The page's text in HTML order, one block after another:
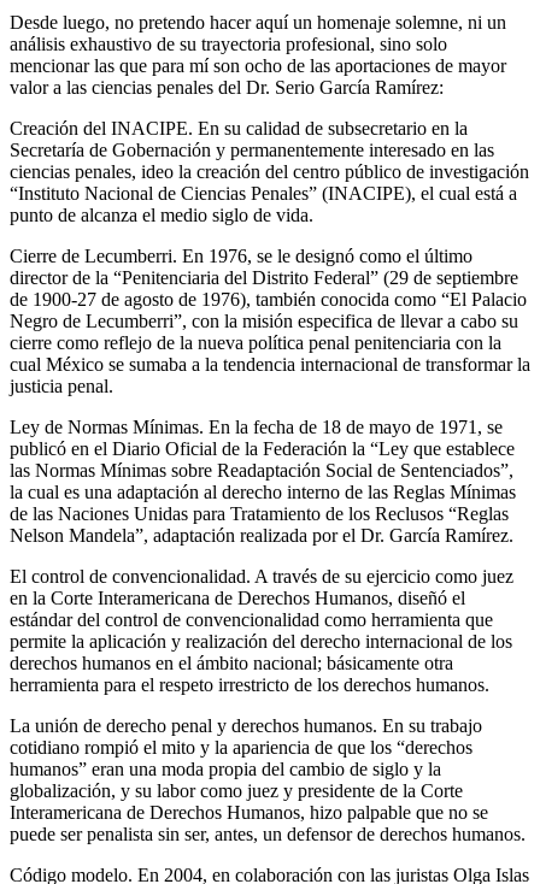
Linkedin
Telegram
Desde luego, no pretendo hacer aquí un homenaje solemne, ni un
análisis exhaustivo de su trayectoria profesional, sino solo
mencionar las que para mí son ocho de las aportaciones de mayor
valor a las ciencias penales del Dr. Serio García Ramírez:
Creación del INACIPE. En su calidad de subsecretario en la
Secretaría de Gobernación y permanentemente interesado en las
ciencias penales, ideo la creación del centro público de investigación
“Instituto Nacional de Ciencias Penales” (INACIPE), el cual está a
punto de alcanza el medio siglo de vida.
Cierre de Lecumberri. En 1976, se le designó como el último
director de la “Penitenciaria del Distrito Federal” (29 de septiembre
de 1900-27 de agosto de 1976), también conocida como “El Palacio
Negro de Lecumberri”, con la misión especifica de llevar a cabo su
cierre como reflejo de la nueva política penal penitenciaria con la
cual México se sumaba a la tendencia internacional de transformar la
justicia penal.
Ley de Normas Mínimas. En la fecha de 18 de mayo de 1971, se
publicó en el Diario Oficial de la Federación la “Ley que establece
las Normas Mínimas sobre Readaptación Social de Sentenciados”,
la cual es una adaptación al derecho interno de las Reglas Mínimas
de las Naciones Unidas para Tratamiento de los Reclusos “Reglas
Nelson Mandela”, adaptación realizada por el Dr. García Ramírez.
El control de convencionalidad. A través de su ejercicio como juez
en la Corte Interamericana de Derechos Humanos, diseñó el
estándar del control de convencionalidad como herramienta que
permite la aplicación y realización del derecho internacional de los
derechos humanos en el ámbito nacional; básicamente otra
herramienta para el respeto irrestricto de los derechos humanos.
La unión de derecho penal y derechos humanos. En su trabajo
cotidiano rompió el mito y la apariencia de que los “derechos
humanos” eran una moda propia del cambio de siglo y la
globalización, y su labor como juez y presidente de la Corte
Interamericana de Derechos Humanos, hizo palpable que no se
puede ser penalista sin ser, antes, un defensor de derechos humanos.
Código modelo. En 2004, en colaboración con las juristas Olga Islas